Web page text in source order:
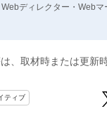
ディレクター・Webマ
、取材時または更新
ティブ